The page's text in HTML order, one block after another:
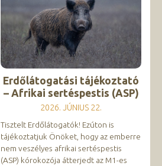
Erdőlátogatási tájékoztató
– Afrikai sertéspestis (ASP)
2026. JÚNIUS 22.
Tisztelt Erdőlátogatók! Ezúton is
tájékoztatjuk Önöket, hogy az emberre
nem veszélyes afrikai sertéspestis
(ASP) kórokozója átterjedt az M1-es